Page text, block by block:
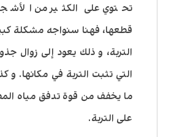
تحتوي على الكثير من
قطعها، فهنا سنواجه مشكلة
التربة، و ذلك يعود إلى زوال
التي تثبت التربة في مكانها. و
ما يخفف من قوة تدفق مياه
على التربة.